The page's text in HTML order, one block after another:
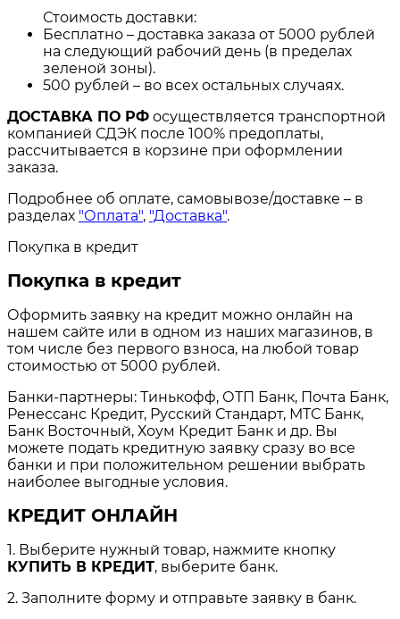
Стоимость доставки:
Бесплатно – доставка заказа от 5000 рублей
на следующий рабочий день (в пределах
зеленой зоны).
500 рублей – во всех остальных случаях.
ДОСТАВКА ПО РФ осуществляется транспортной
компанией СДЭК после 100% предоплаты,
рассчитывается в корзине при оформлении
заказа.
Подробнее об оплате, самовывозе/доставке – в
разделах "Оплата", "Доставка".
Покупка в кредит
Покупка в кредит
Оформить заявку на кредит можно онлайн на
нашем сайте или в одном из наших магазинов, в
том числе без первого взноса, на любой товар
стоимостью от 5000 рублей.
Банки-партнеры: Тинькофф, ОТП Банк, Почта Банк,
Ренессанс Кредит, Русский Стандарт, МТС Банк,
Банк Восточный, Хоум Кредит Банк и др. Вы
можете подать кредитную заявку сразу во все
банки и при положительном решении выбрать
наиболее выгодные условия.
КРЕДИТ ОНЛАЙН
1. Выберите нужный товар, нажмите кнопку
КУПИТЬ В КРЕДИТ, выберите банк.
2. Заполните форму и отправьте заявку в банк.